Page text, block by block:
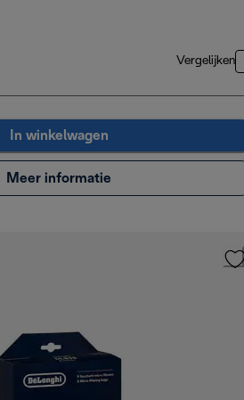
Vergelijken
In winkelwagen
Meer informatie